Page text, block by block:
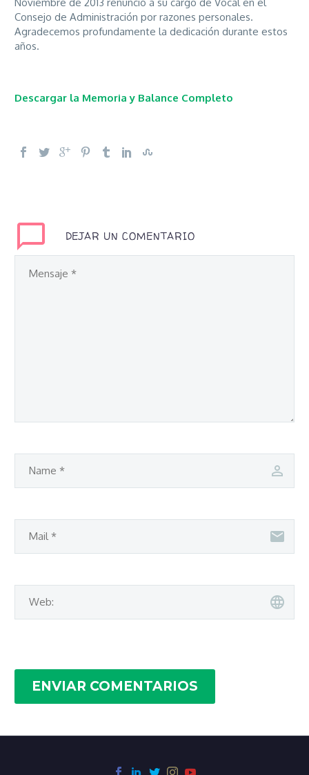
Consejo de Administración por razones personales.
Agradecemos profundamente la dedicación durante estos
años.
Descargar la Memoria y Balance Completo
DEJAR UN COMENTARIO
ENVIAR COMENTARIOS